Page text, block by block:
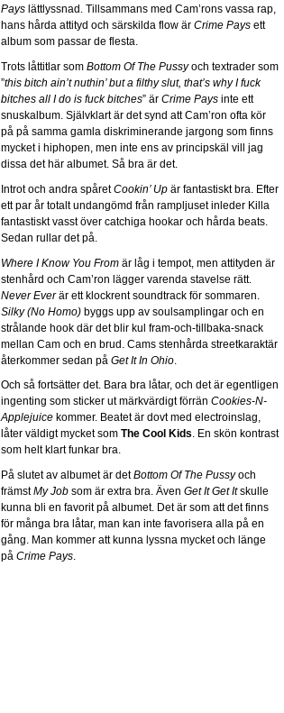
Pays lättlyssnad. Tillsammans med Cam’rons vassa rap,
hans hårda attityd och särskilda flow är Crime Pays ett
album som passar de flesta.
Trots låttitlar som Bottom Of The Pussyoch textrader som
”this bitch ain’t nuthin’ but a filthy slut, that’s why I fuck
bitches all I do is fuck bitches” är Crime Pays inte ett
snuskalbum. Självklart är det synd att Cam’ron ofta kör
på på samma gamla diskriminerande jargong som finns
mycket i hiphopen, men inte ens av principskäl vill jag
dissa det här albumet. Så bra är det.
Introt och andra spåretCookin’ Up är fantastiskt bra. Efter
ett par år totalt undangömd från rampljuset inleder Killa
fantastiskt vasst över catchiga hookar och hårda beats.
Sedan rullar det på.
Where I Know You From är låg i tempot, men attityden är
stenhård och Cam’ron lägger varenda stavelse rätt.
Never Everär ett klockrent soundtrack för sommaren.
Silky (No Homo) byggs upp av soulsamplingar och en
strålande hook där det blir kul fram-och-tillbaka-snack
mellan Cam och en brud. Cams stenhårda streetkaraktär
återkommer sedan på Get It In Ohio
Och så fortsätter det. Bara bra låtar, och det är egentligen
ingenting som sticker ut märkvärdigt förrän Cookies-N-
Applejuice kommer. Beatet är dovt med electroinslag,
låter väldigt mycket som The Cool Kids. En skön kontrast
som helt klart funkar bra.
På slutet av albumet är detBottom Of The Pussyoch
främstMy Job som är extra bra. Även Get It Get Itskulle
kunna bli en favorit på albumet. Det är som att det finns
för många bra låtar, man kan inte favorisera alla på en
gång. Man kommer att kunna lyssna mycket och länge
på Crime Pays.